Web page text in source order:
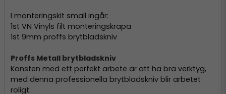
I monteringskit small ingår:
1st VN Vinyls filt monteringskrapa
1st 9mm proffs brytbladskniv
Proffs Metall brytbladskniv
Konsten med ett perfekt arbete är att ha bra verktyg,
med denna professionella brytbladskniv blir arbetet
roligt.